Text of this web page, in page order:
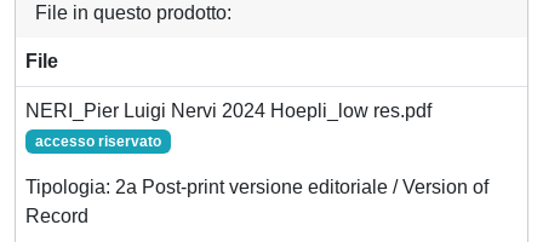
File in questo prodotto:
File
NERI_Pier Luigi Nervi 2024 Hoepli_low res.pdf
accesso riservato
Tipologia: 2a Post-print versione editoriale / Version of
Record